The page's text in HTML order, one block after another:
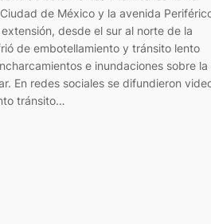
de México y la avenida
desde el sur al norte de la
de embotellamiento y tránsito lento
e inundaciones sobre la
En redes sociales se difundieron
tránsito…